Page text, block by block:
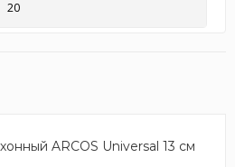
20
ARCOS Universal 13 см